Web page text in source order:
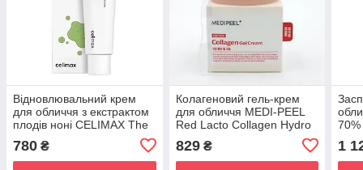
Відновлювальний крем
для обличчя з екстрактом
плодів ноні CELIMAX The
Cream 50ml
780 ₴
Колагеновий гель-крем
для обличчя MEDI-PEEL
Red Lacto Collagen Hydro
829₴ 1